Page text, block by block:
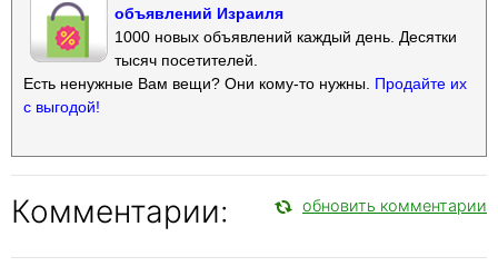
объявлений Израиля
1000 новых объявлений каждый день. Десятки
тысяч посетителей.
Есть ненужные Вам вещи? Они кому-то нужны. Продайте их
с выгодой!
Комментарии: обновить комментарии